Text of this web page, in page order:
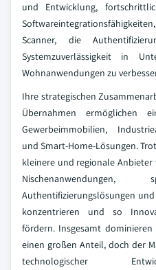
und Entwicklung,
Scanner, die
Systemzuverlässigkeit in
Wohnanwendungen zu
Ihre strategischen
Übernahmen ermöglichen
Gewerbeimmobilien,
und Smart-Home-Lösungen.
kleinere und regionale
Nischenanwendungen,
Authentifizierungslösungen
konzentrieren und so
fördern. Insgesamt
einen großen Anteil, doch der
technologischer